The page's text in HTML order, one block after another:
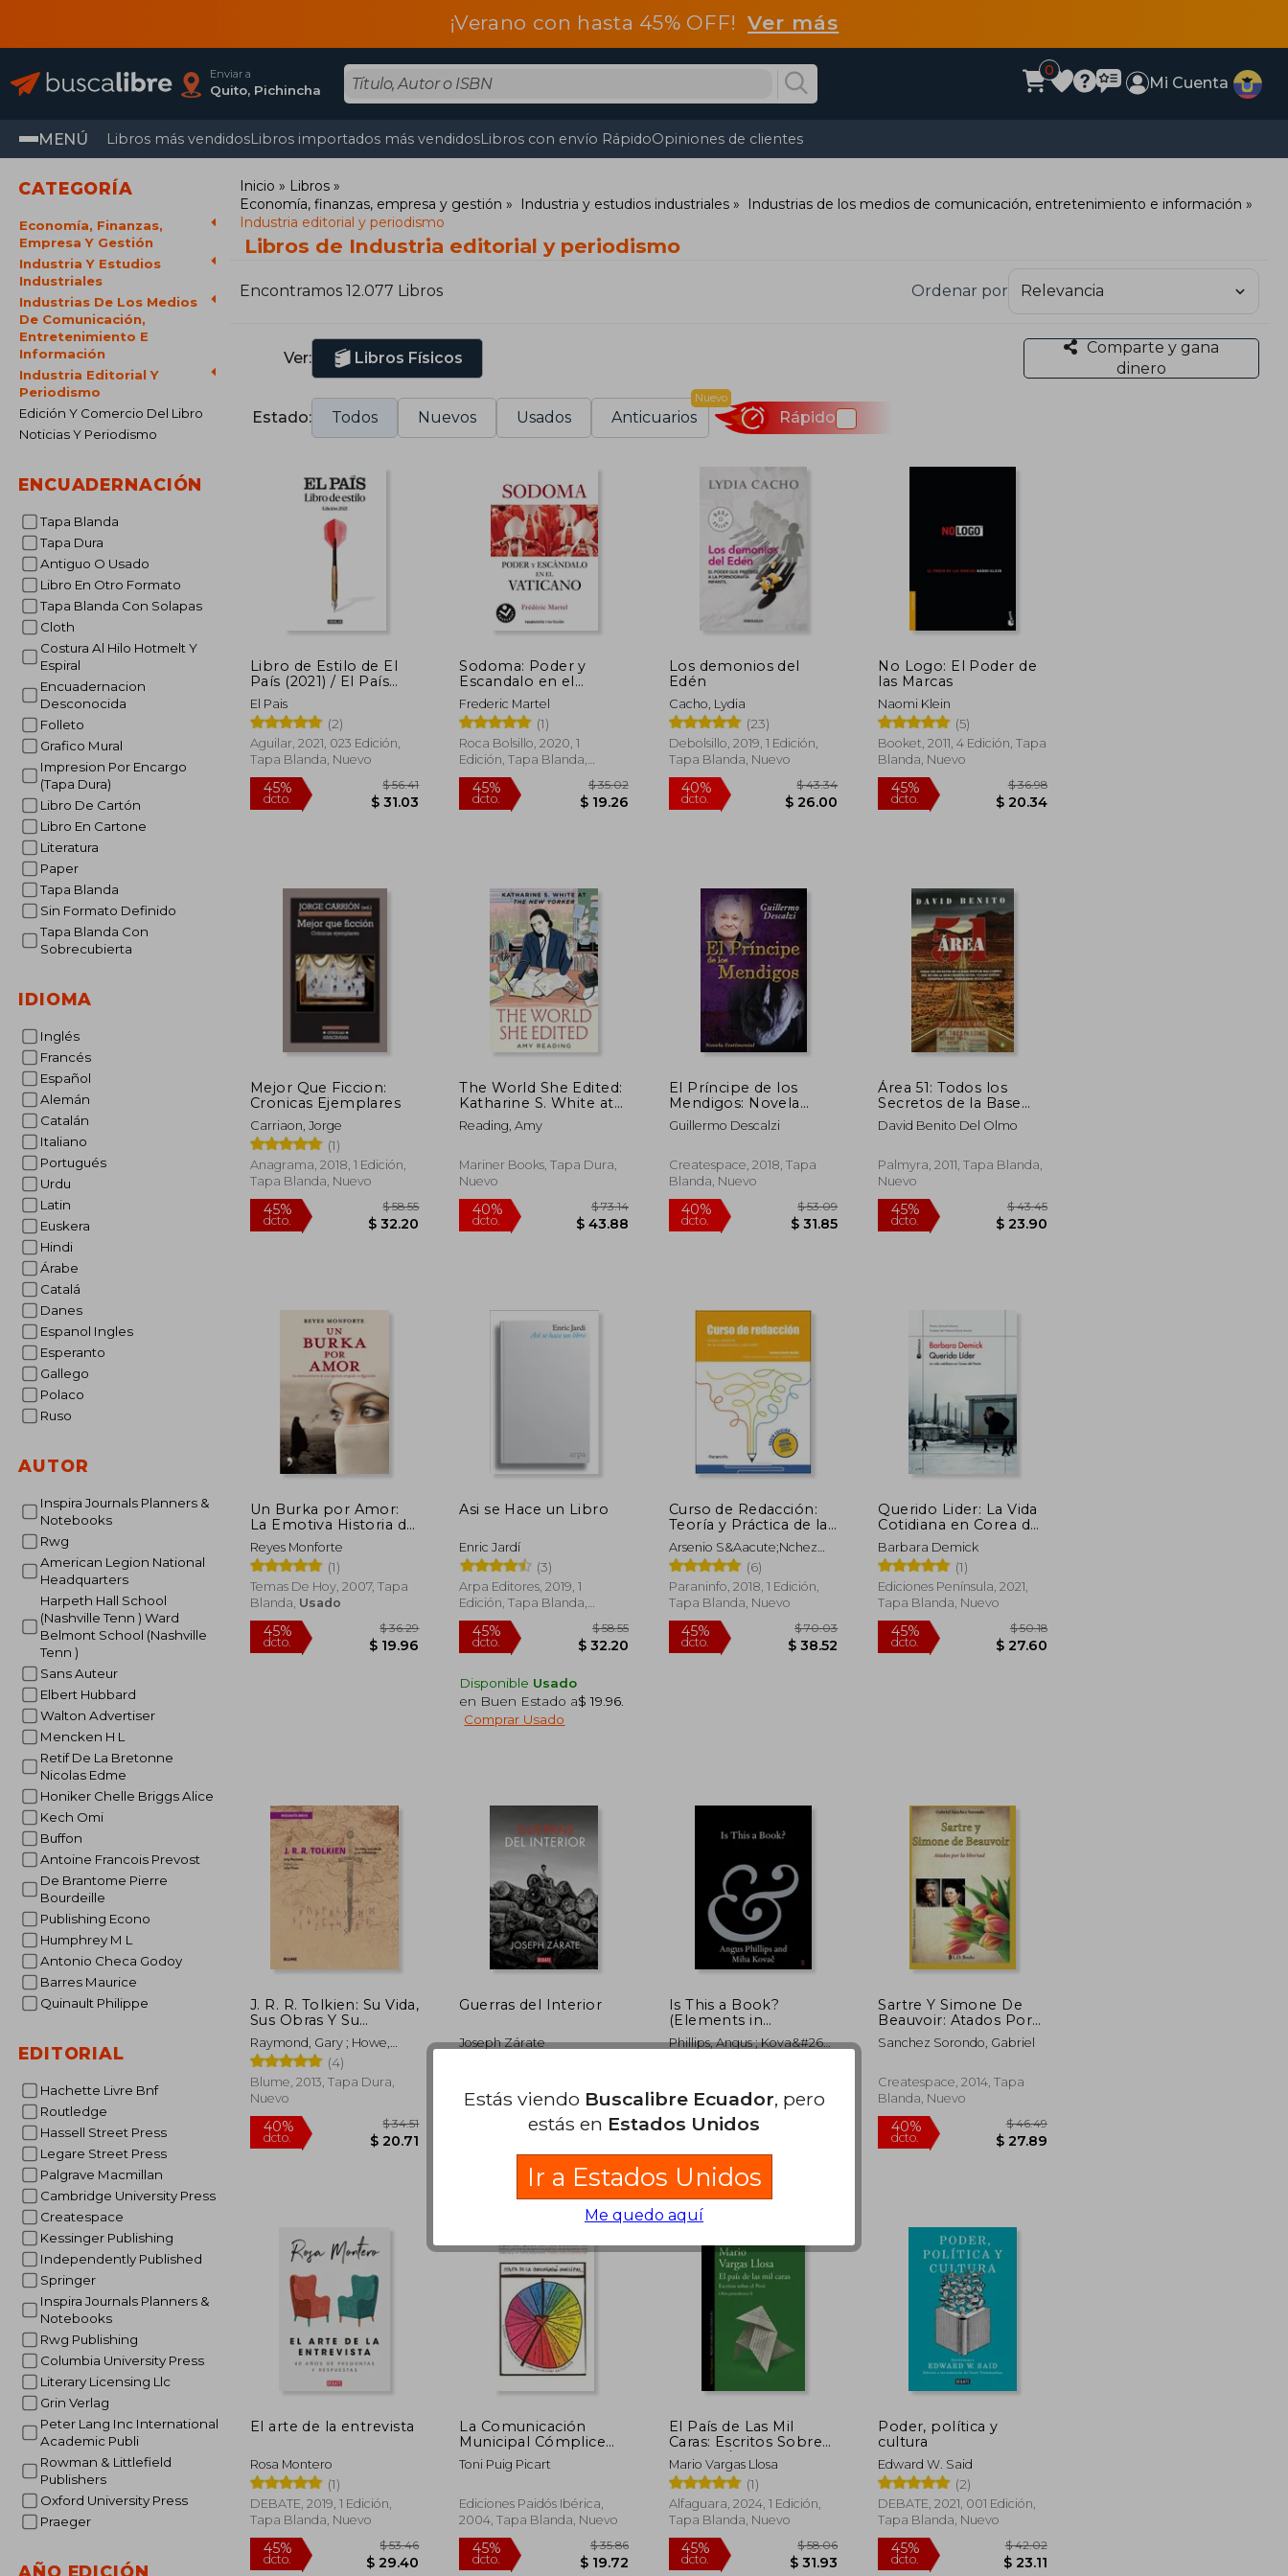
¡Verano con hasta 45% OFF!Ver más
Enviar a
Quito, Pichincha
0
Mi Cuenta
MENÚ Libros más vendidosLibros importados más vendidosLibros con envío RápidoOpiniones de clientes
CATEGORÍA
Economía, Finanzas,
Empresa Y Gestión
Industria Y Estudios
Industriales
Industrias De Los Medios
De Comunicación,
Entretenimiento E
Información
Industria Editorial Y
Periodismo
Edición Y Comercio Del Libro
Noticias Y Periodismo
ENCUADERNACIÓN
Tapa Blanda
Tapa Dura
Antiguo O Usado
Libro En Otro Formato
Tapa Blanda Con Solapas
Cloth
Costura Al Hilo Hotmelt Y
Espiral
Encuadernacion
Desconocida
Folleto
Grafico Mural
Impresion Por Encargo
(Tapa Dura)
Libro De Cartón
Libro En Cartone
Literatura
Paper
Tapa Blanda
Sin Formato Definido
Tapa Blanda Con
Sobrecubierta
IDIOMA
Inglés
Francés
Español
Alemán
Catalán
Italiano
Portugués
Urdu
Latin
Euskera
Hindi
Árabe
Catalá
Danes
Espanol Ingles
Esperanto
Gallego
Polaco
Ruso
AUTOR
Inspira Journals Planners &
Notebooks
Rwg
American Legion National
Headquarters
Harpeth Hall School
(Nashville Tenn ) Ward
Belmont School (Nashville
Tenn )
Sans Auteur
Elbert Hubbard
Walton Advertiser
Mencken H L
Retif De La Bretonne
Nicolas Edme
Honiker Chelle Briggs Alice
Kech Omi
Buffon
Antoine Francois Prevost
De Brantome Pierre
Bourdeille
Publishing Econo
Humphrey M L
Antonio Checa Godoy
Barres Maurice
Quinault Philippe
EDITORIAL
Hachette Livre Bnf
Routledge
Hassell Street Press
Legare Street Press
Palgrave Macmillan
Cambridge University Press
Createspace
Kessinger Publishing
Independently Published
Springer
Inspira Journals Planners &
Notebooks
Rwg Publishing
Columbia University Press
Literary Licensing Llc
Grin Verlag
Peter Lang Inc International
Academic Publi
Rowman & Littlefield
Publishers
Oxford University Press
Praeger
AÑO EDICIÓN
Inicio
Libros
Economía, finanzas, empresa y gestión
Industria y estudios industriales
Industrias de los medios de comunicación, entretenimiento e información
Industria editorial y periodismo
Libros de Industria editorial y periodismo
Encontramos 12.077 Libros Ordenar por
Ver: Libros Físicos
Comparte y gana
dinero
Estado: Todos Nuevos Usados Anticuarios
Nuevo
Rápido
Libro de Estilo de El
País (2021) / El País
Style Book (2021)
El Pais
(2)
Aguilar, 2021, 023 Edición,
Tapa Blanda, Nuevo
dcto.
Sodoma: Poder y
Escandalo en el
Vaticano
Frederic Martel
(1)
Roca Bolsillo, 2020, 1
Edición, Tapa Blanda,
Nuevo
dcto.
Los demonios del
Edén
Cacho, Lydia
(23)
Debolsillo, 2019, 1 Edición,
Tapa Blanda, Nuevo
dcto. $ 26.00
No Logo: El Poder de
las Marcas
Naomi Klein
(5)
Booket, 2011, 4 Edición, Tapa
Blanda, Nuevo
dcto.
Mejor Que Ficcion:
Cronicas Ejemplares
Carriaon, Jorge
(1)
Anagrama, 2018, 1 Edición,
Tapa Blanda, Nuevo
45%
The World She Edited:
Katharine S. White at
the New Yorker (en
Inglés)
Reading, Amy
Mariner Books, Tapa Dura,
Nuevo
40%
$ 43.88
El Príncipe de los
Mendigos: Novela
Testimonial
Guillermo Descalzi
Createspace, 2018, Tapa
Blanda, Nuevo
40%
dcto.
$ 53.09
$ 31.85
Área 51: Todos los
Secretos de la Base
Militar más Famosa
del Mundo al
Vuelos Espías,
Conspiraciones,
David Benito Del Olmo
Palmyra, 2011, Tapa Blanda,
Nuevo
Un Burka por Amor:
La Emotiva Historia de
una Espanola
Atrapada en
Afganistan (Temas de
Hoy)
Reyes Monforte
(1)
Temas De Hoy, 2007, Tapa
Blanda, Usado
45%
dcto.
Asi se Hace un Libro
Enric Jardí
(3)
Arpa Editores, 2019, 1
Edición, Tapa Blanda,
Nuevo
dcto.
$ 58.55
Disponible Usado
en Buen Estado a$ 19.96
Comprar Usado
Curso de Redacción:
Teoría y Práctica de la
Composición y del
Estilo
Arsenio S&Aacute;Nchez
P&Eacute;Rez(6)
Paraninfo, 2018, 1 Edición,
Tapa Blanda, Nuevo
$ 70.03
Querido Lider: La Vida
Cotidiana en Corea del
Norte
Barbara Demick
(1)
Ediciones Península, 2021,
Tapa Blanda, Nuevo
45%
dcto.
J. R. R. Tolkien: Su Vida,
Sus Obras Y Su
Influencia
Raymond, Gary ; Howe,
John
(4)
Blume, 2013, Tapa Dura,
Nuevo
40%
dcto.
Guerras del Interior
Joseph Zárate
Tapa Blanda, Nuevo
45%
dcto.
Is This a Book?
(Elements in
Publishing and Book
Culture) (en Inglés)
Phillips, Angus ; Kova&#269;,
2022, Tapa Blanda, Nuevo
45%
dcto.
$ 57.31
$ 31.52
Sartre Y Simone De
Beauvoir: Atados Por
La Libertad (grandes
Amores De La
(spanish Edition)
Sanchez Sorondo, Gabriel
Createspace, 2014, Tapa
Blanda, Nuevo
40%
dcto.
El arte de la entrevista
Rosa Montero
(1)
DEBATE, 2019, 1 Edición,
Tapa Blanda, Nuevo
La Comunicación
Municipal Cómplice
con los Ciudadanos.
Somos una Marca de
Propuestas
Innovadoras y un
Toni Puig Picart
Ediciones Paidós Ibérica,
2004, Tapa Blanda, Nuevo
El País de Las Mil
Caras: Escritos Sobre
El Perú / A Country of
a Thousand Faces:
Writings about Peru
Mario Vargas Llosa
(1)
Alfaguara, 2024, 1 Edición,
Tapa Blanda, Nuevo
Poder, política y
cultura
Edward W. Said
(2)
DEBATE, 2021, 001 Edición,
Tapa Blanda, Nuevo
Estás viendo Buscalibre Ecuador, pero
estás en Estados Unidos
Ir a Estados Unidos
Me quedo aquí